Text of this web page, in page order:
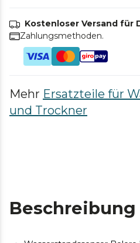
Kostenloser Versand für
Zahlungsmethoden.
Mehr Ersatzteile für
und Trockner
Beschreibung